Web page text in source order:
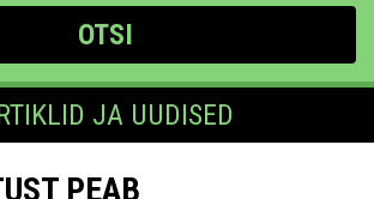
OTSI
JA UUDISED
PEAB